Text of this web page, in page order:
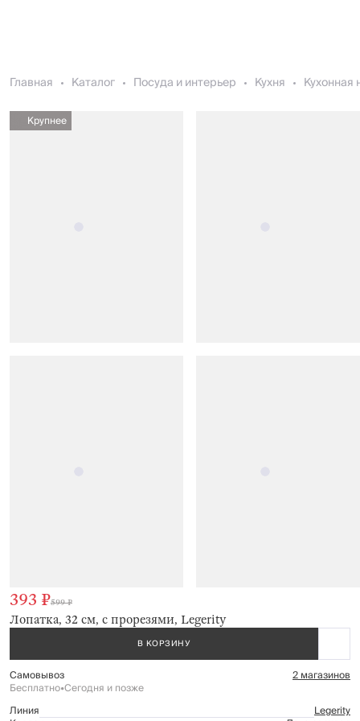
Главная Каталог Посуда и интерьер Кухня Кухонная
Крупнее
Лопатка, 32 см, с прорезями, Legerity
393 ₽599 ₽
В КОРЗИНУ
Самовывоз 2 магазинов
Бесплатно•Сегодня и позже
Линия
Legerity